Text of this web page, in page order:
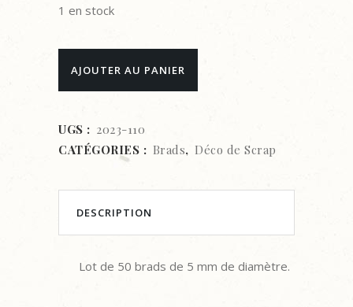
1 en stock
BRAD
MM
-
quantity
AJOUTER AU PANIER
UGS : 2023-110
CATÉGORIES : Brads, Déco de Scrap
DESCRIPTION
Lot de 50 brads de 5 mm de diamètre.